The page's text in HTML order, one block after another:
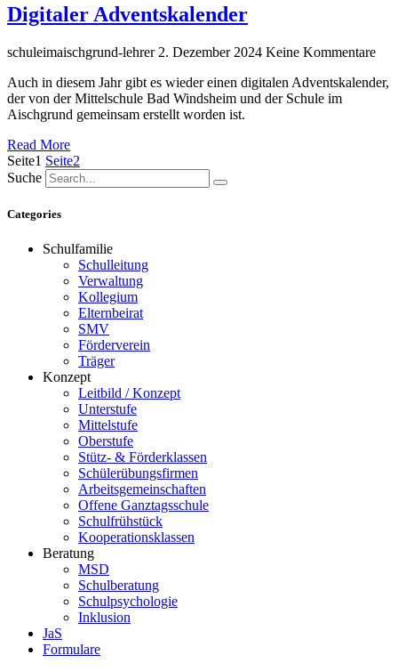
Digitaler Adventskalender
schuleimaischgrund-lehrer 2. Dezember 2024 Keine Kommentare
Auch in diesem Jahr gibt es wieder einen digitalen Adventskalender,
der von der Mittelschule Bad Windsheim und der Schule im
Aischgrund gemeinsam erstellt worden ist.
Read More
Seite1 Seite2
Suche
Categories
Schulfamilie
Schulleitung
Verwaltung
Kollegium
Elternbeirat
SMV
Förderverein
Träger
Konzept
Leitbild / Konzept
Unterstufe
Mittelstufe
Oberstufe
Stütz- & Förderklassen
Schülerübungsfirmen
Arbeitsgemeinschaften
Offene Ganztagsschule
Schulfrühstück
Kooperationsklassen
Beratung
MSD
Schulberatung
Schulpsychologie
Inklusion
JaS
Formulare